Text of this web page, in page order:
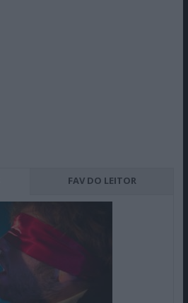
FAV DO LEITOR